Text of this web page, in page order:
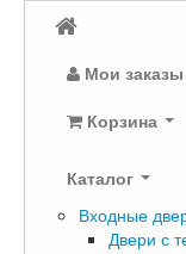
Мои заказы
Корзина
Каталог
Входные
Двери с